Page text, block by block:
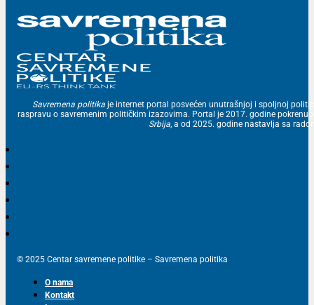
Savremena politika je internet portal posvećen unutrašnjoj i spoljnoj
raspravu o savremenim političkim izazovima. Portal je 2017. godine
Srbija, a od 2025. godine nastavlja sa
© 2025 Centar savremene politike – Savremena politika
O nama
Kontakt